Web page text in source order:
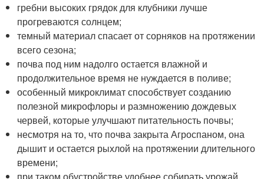
гребни высоких грядок для клубники лучше
прогреваются солнцем;
темный материал спасает от сорняков на протяжении
всего сезона;
почва под ним надолго остается влажной и
продолжительное время не нуждается в поливе;
особенный микроклимат способствует созданию
полезной микрофлоры и размножению дождевых
червей, которые улучшают питательность почвы;
несмотря на то, что почва закрыта Агроспаном, она
дышит и остается рыхлой на протяжении длительного
времени;